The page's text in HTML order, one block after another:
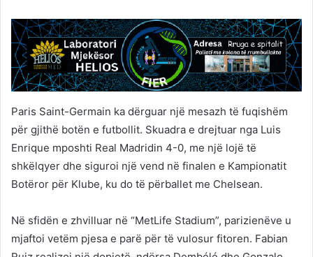
Paris Saint-Germain ka dërguar një mesazh të fuqishëm
për gjithë botën e futbollit. Skuadra e drejtuar nga Luis
Enrique mposhti Real Madridin 4-0, me një lojë të
shkëlqyer dhe siguroi një vend në finalen e Kampionatit
Botëror për Klube, ku do të përballet me Chelsean.
Në sfidën e zhvilluar në “MetLife Stadium”, parizienëve u
mjaftoi vetëm pjesa e parë për të vulosur fitoren. Fabian